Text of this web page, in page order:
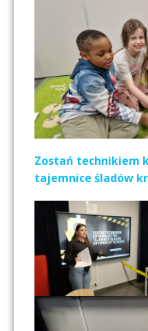
Zostań technikiem
tajemnice śladów